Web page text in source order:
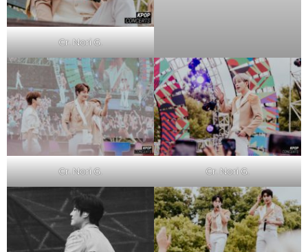
Cr. Nori G.
Cr. Nori G. Cr. Nori G.